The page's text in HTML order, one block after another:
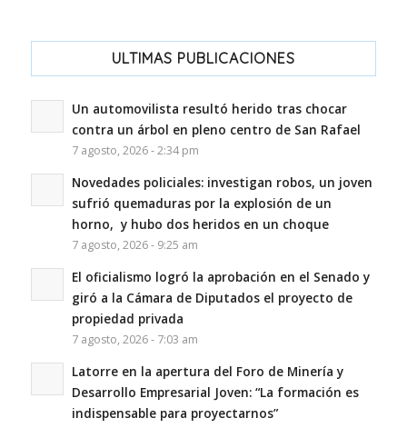
ULTIMAS PUBLICACIONES
Un automovilista resultó herido tras chocar
contra un árbol en pleno centro de San Rafael
7 agosto, 2026 - 2:34 pm
Novedades policiales: investigan robos, un joven
sufrió quemaduras por la explosión de un
horno, y hubo dos heridos en un choque
7 agosto, 2026 - 9:25 am
El oficialismo logró la aprobación en el Senado y
giró a la Cámara de Diputados el proyecto de
propiedad privada
7 agosto, 2026 - 7:03 am
Latorre en la apertura del Foro de Minería y
Desarrollo Empresarial Joven: “La formación es
indispensable para proyectarnos”